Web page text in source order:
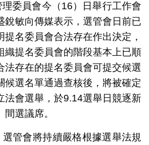
委員會今（16）日舉行工作會
銳敏向傳媒表示，選管會日前已
提名委員會合法存在作出決定，
織提名委員會的階段基本上已順
法存在的提名委員會可提交候選
候選名單通過查核後，將被確定
法會選舉，於9.14選舉日競逐新
選議席。
管會將持續嚴格根據選舉法規